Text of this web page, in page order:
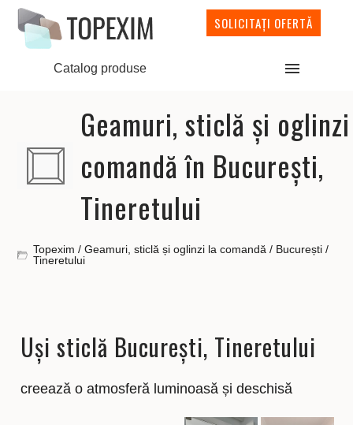
SOLICITAȚI OFERTĂ
Catalog produse
Geamuri, sticlă și
comandă în București,
Tineretului
Topexim /Geamuri, sticlă și oglinzi la comandă / București /
Tineretului
Uși sticlă București, Tineretului
creează o atmosferă luminoasă și deschisă